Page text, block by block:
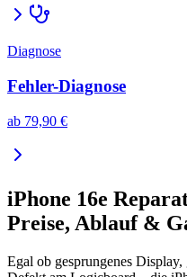
Diagnose
Fehler-Diagnose
ab 79,90 €
iPhone 16e
Preise, Ablauf &
Egal ob gesprungenes